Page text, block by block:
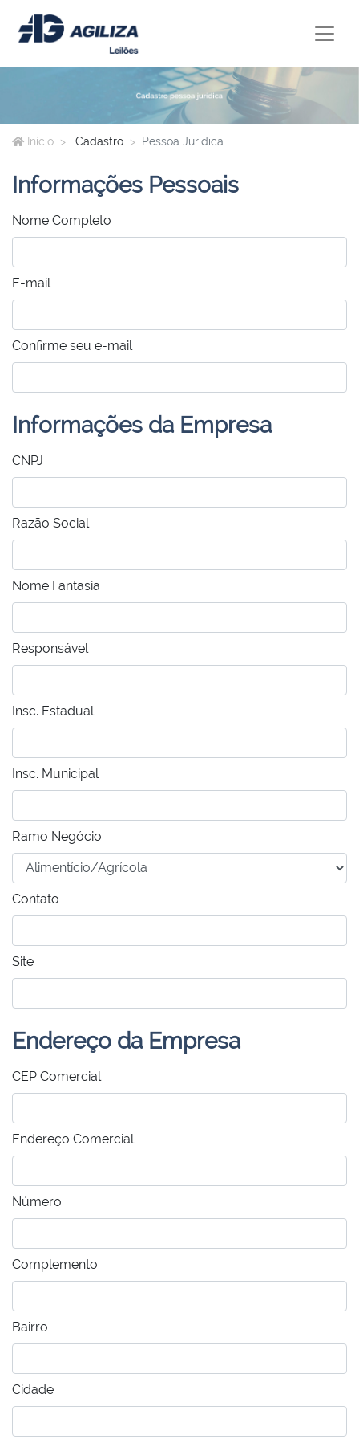
Início Cadastro Pessoa Jurídica
Informações Pessoais
Nome Completo
E-mail
Confirme seu e-mail
Informações da Empresa
CNPJ
Razão Social
Nome Fantasia
Responsável
Insc. Estadual
Insc. Municipal
Ramo Negócio
Contato
Site
Endereço da Empresa
CEP Comercial
Endereço Comercial
Número
Complemento
Bairro
Cidade